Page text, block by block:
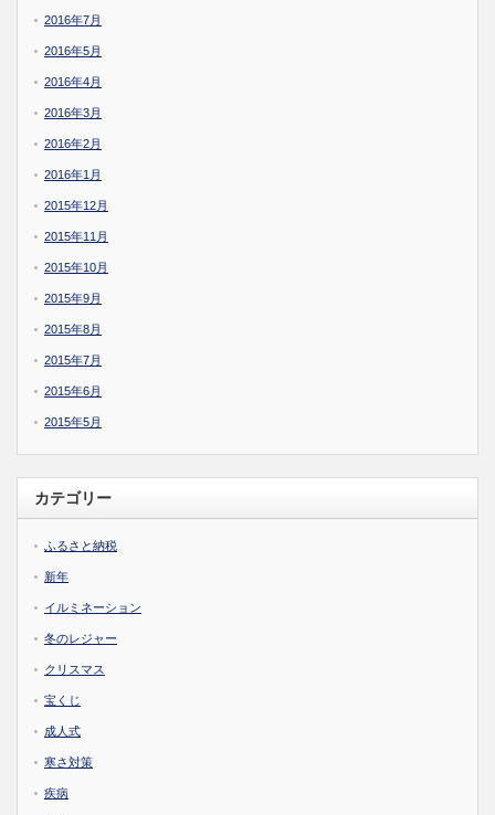
2016年7月
2016年5月
2016年4月
2016年3月
2016年2月
2016年1月
2015年12月
2015年11月
2015年10月
2015年9月
2015年8月
2015年7月
2015年6月
2015年5月
カテゴリー
ふるさと納税
新年
イルミネーション
冬のレジャー
クリスマス
宝くじ
成人式
寒さ対策
疾病